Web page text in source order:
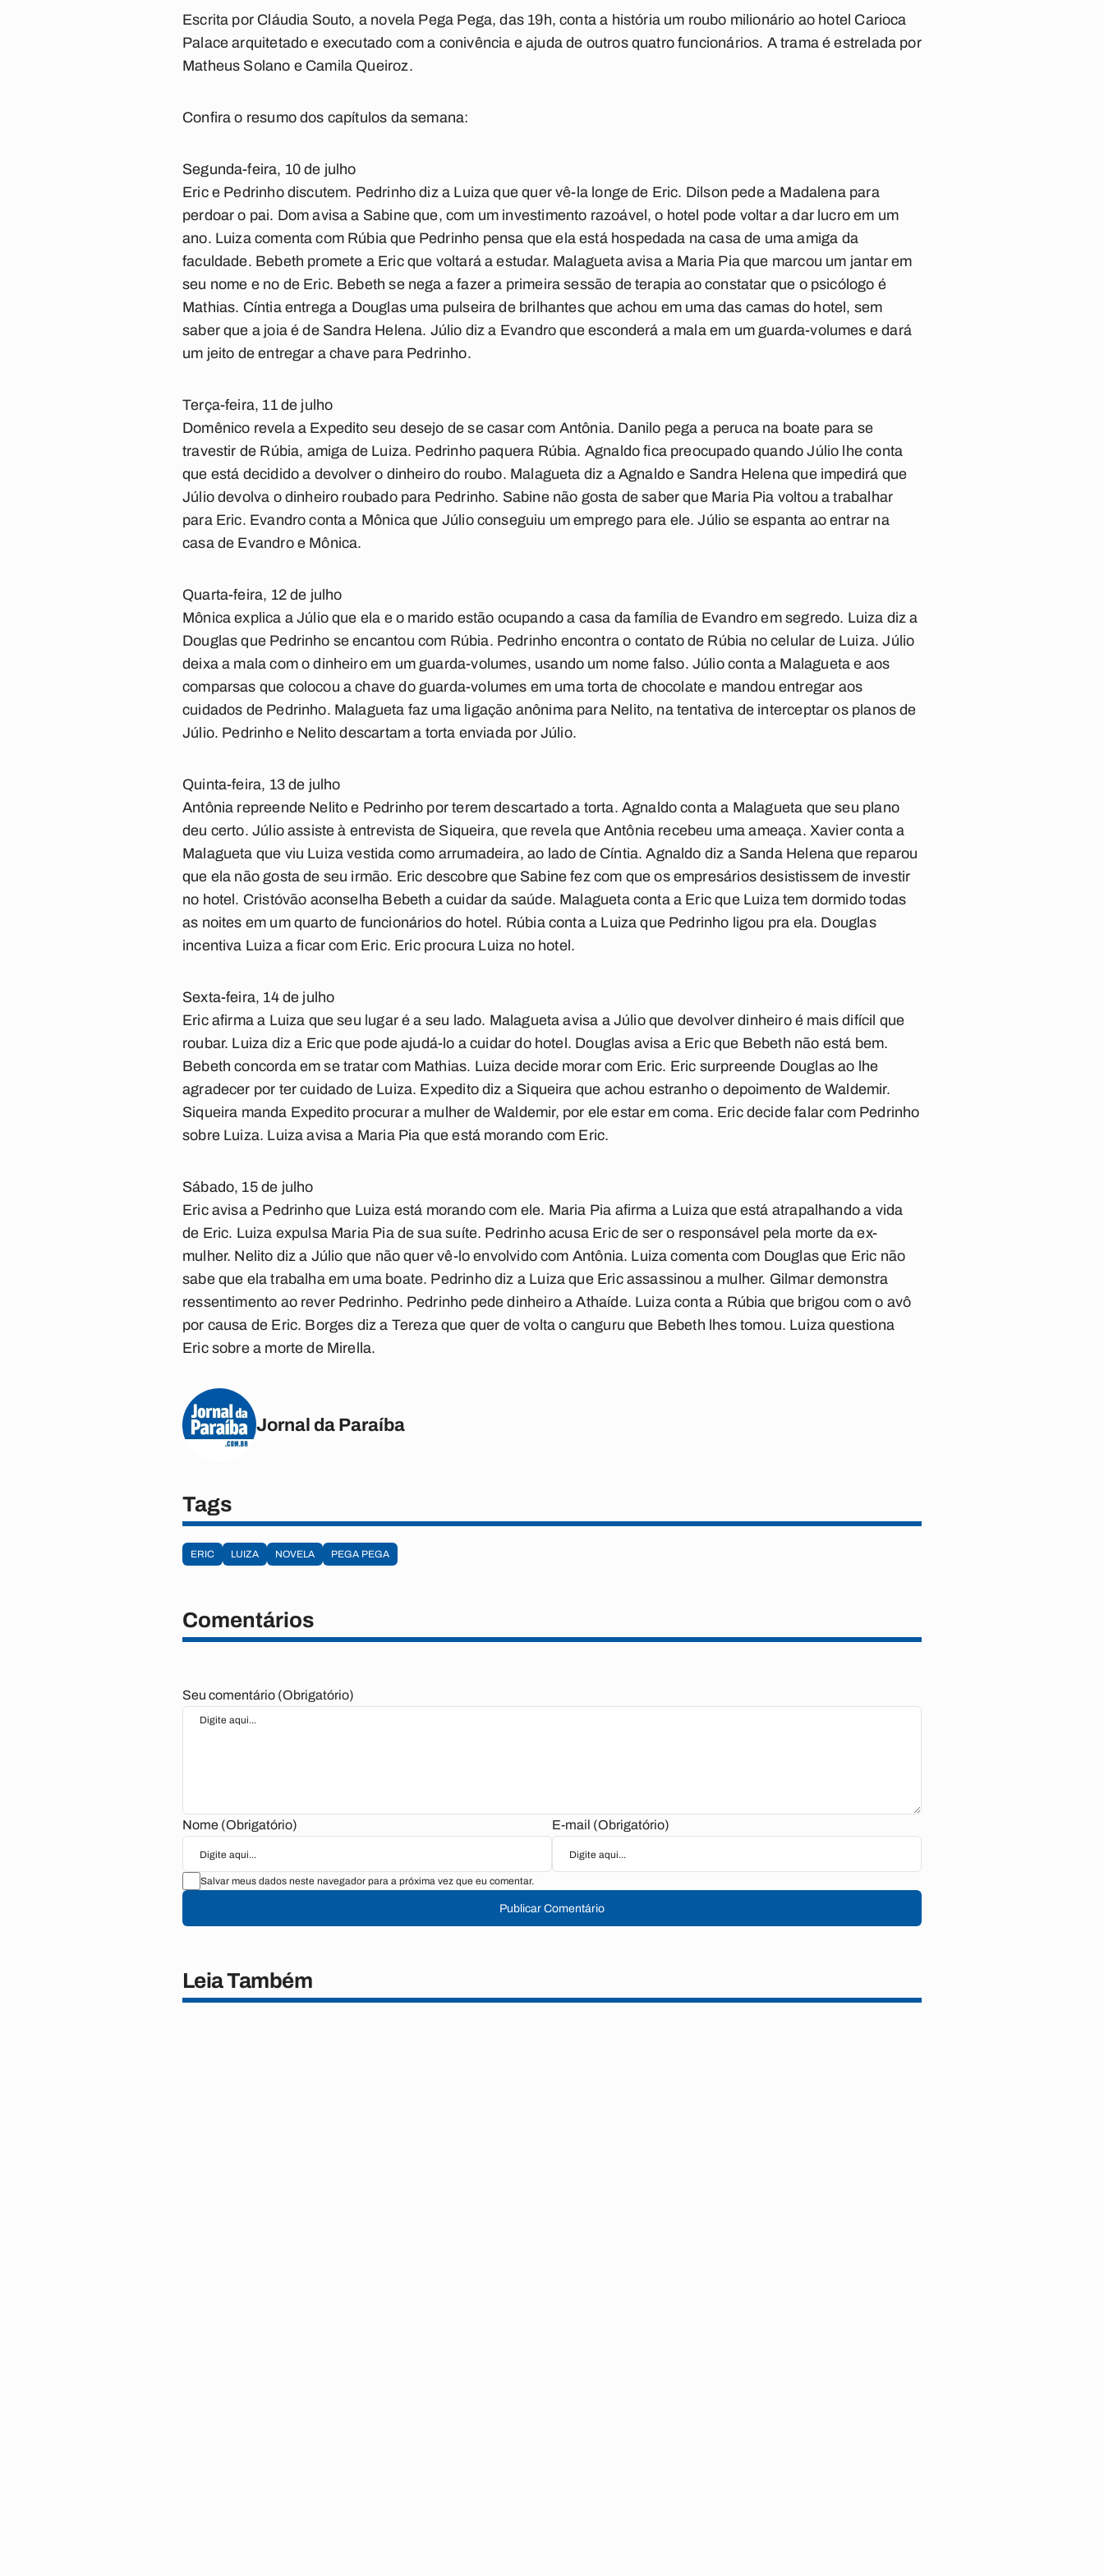
Escrita por Cláudia Souto, a novela Pega Pega, das 19h, conta a história um roubo milionário ao hotel Carioca
Palace arquitetado e executado com a conivência e ajuda de outros quatro funcionários. A trama é estrelada por
Matheus Solano e Camila Queiroz.
Confira o resumo dos capítulos da semana:
Segunda-feira, 10 de julho
Eric e Pedrinho discutem. Pedrinho diz a Luiza que quer vê-la longe de Eric. Dilson pede a Madalena para
perdoar o pai. Dom avisa a Sabine que, com um investimento razoável, o hotel pode voltar a dar lucro em um
ano. Luiza comenta com Rúbia que Pedrinho pensa que ela está hospedada na casa de uma amiga da
faculdade. Bebeth promete a Eric que voltará a estudar. Malagueta avisa a Maria Pia que marcou um jantar em
seu nome e no de Eric. Bebeth se nega a fazer a primeira sessão de terapia ao constatar que o psicólogo é
Mathias. Cíntia entrega a Douglas uma pulseira de brilhantes que achou em uma das camas do hotel, sem
saber que a joia é de Sandra Helena. Júlio diz a Evandro que esconderá a mala em um guarda-volumes e dará
um jeito de entregar a chave para Pedrinho.
Terça-feira, 11 de julho
Domênico revela a Expedito seu desejo de se casar com Antônia. Danilo pega a peruca na boate para se
travestir de Rúbia, amiga de Luiza. Pedrinho paquera Rúbia. Agnaldo fica preocupado quando Júlio lhe conta
que está decidido a devolver o dinheiro do roubo. Malagueta diz a Agnaldo e Sandra Helena que impedirá que
Júlio devolva o dinheiro roubado para Pedrinho. Sabine não gosta de saber que Maria Pia voltou a trabalhar
para Eric. Evandro conta a Mônica que Júlio conseguiu um emprego para ele. Júlio se espanta ao entrar na
casa de Evandro e Mônica.
Quarta-feira, 12 de julho
Mônica explica a Júlio que ela e o marido estão ocupando a casa da família de Evandro em segredo. Luiza diz a
Douglas que Pedrinho se encantou com Rúbia. Pedrinho encontra o contato de Rúbia no celular de Luiza. Júlio
deixa a mala com o dinheiro em um guarda-volumes, usando um nome falso. Júlio conta a Malagueta e aos
comparsas que colocou a chave do guarda-volumes em uma torta de chocolate e mandou entregar aos
cuidados de Pedrinho. Malagueta faz uma ligação anônima para Nelito, na tentativa de interceptar os planos de
Júlio. Pedrinho e Nelito descartam a torta enviada por Júlio.
Quinta-feira, 13 de julho
Antônia repreende Nelito e Pedrinho por terem descartado a torta. Agnaldo conta a Malagueta que seu plano
deu certo. Júlio assiste à entrevista de Siqueira, que revela que Antônia recebeu uma ameaça. Xavier conta a
Malagueta que viu Luiza vestida como arrumadeira, ao lado de Cíntia. Agnaldo diz a Sanda Helena que reparou
que ela não gosta de seu irmão. Eric descobre que Sabine fez com que os empresários desistissem de investir
no hotel. Cristóvão aconselha Bebeth a cuidar da saúde. Malagueta conta a Eric que Luiza tem dormido todas
as noites em um quarto de funcionários do hotel. Rúbia conta a Luiza que Pedrinho ligou pra ela. Douglas
incentiva Luiza a ficar com Eric. Eric procura Luiza no hotel.
Sexta-feira, 14 de julho
Eric afirma a Luiza que seu lugar é a seu lado. Malagueta avisa a Júlio que devolver dinheiro é mais difícil que
roubar. Luiza diz a Eric que pode ajudá-lo a cuidar do hotel. Douglas avisa a Eric que Bebeth não está bem.
Bebeth concorda em se tratar com Mathias. Luiza decide morar com Eric. Eric surpreende Douglas ao lhe
agradecer por ter cuidado de Luiza. Expedito diz a Siqueira que achou estranho o depoimento de Waldemir.
Siqueira manda Expedito procurar a mulher de Waldemir, por ele estar em coma. Eric decide falar com Pedrinho
sobre Luiza. Luiza avisa a Maria Pia que está morando com Eric.
Sábado, 15 de julho
Eric avisa a Pedrinho que Luiza está morando com ele. Maria Pia afirma a Luiza que está atrapalhando a vida
de Eric. Luiza expulsa Maria Pia de sua suíte. Pedrinho acusa Eric de ser o responsável pela morte da ex-
mulher. Nelito diz a Júlio que não quer vê-lo envolvido com Antônia. Luiza comenta com Douglas que Eric não
sabe que ela trabalha em uma boate. Pedrinho diz a Luiza que Eric assassinou a mulher. Gilmar demonstra
ressentimento ao rever Pedrinho. Pedrinho pede dinheiro a Athaíde. Luiza conta a Rúbia que brigou com o avô
por causa de Eric. Borges diz a Tereza que quer de volta o canguru que Bebeth lhes tomou. Luiza questiona
Eric sobre a morte de Mirella.
Jornal da Paraíba
Tags
ERIC LUIZA NOVELA PEGA PEGA
Comentários
Seu comentário (Obrigatório)
Nome (Obrigatório) E-mail (Obrigatório)
Salvar meus dados neste navegador para a próxima vez que eu comentar.
Publicar Comentário
Leia Também